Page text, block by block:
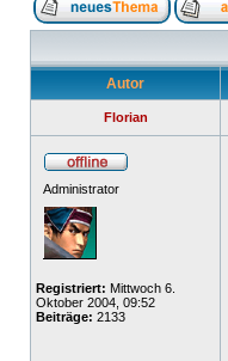
Autor
Florian
Administrator
Registriert: Mittwoch 6.
Oktober 2004, 09:52
Beiträge: 2133